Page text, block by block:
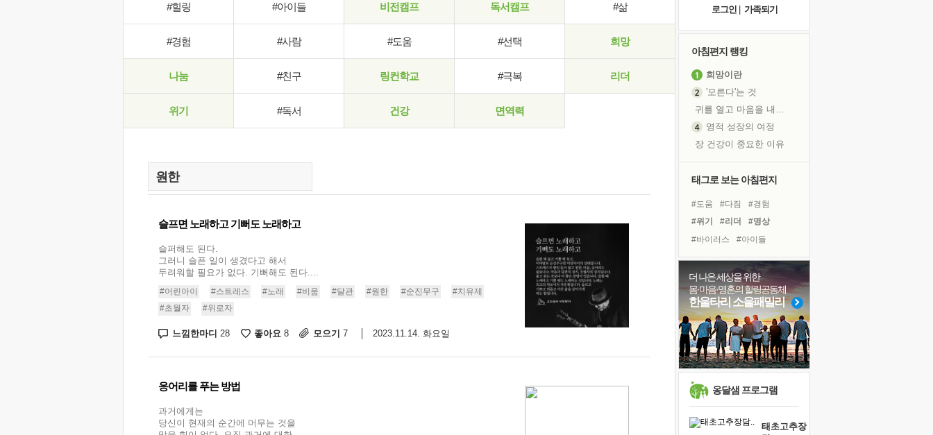
#힐링 #아이들 비전캠프 독서캠프 #삶
#경험 #사람 #도움 #선택 희망
나눔 #친구 링컨학교 #극복 리더
위기 #독서 건강 면역력
슬프면 노래하고 기뻐도 노래하고
슬퍼해도 된다.
그러니 슬픈 일이 생겼다고 해서
두려워할 필요가 없다. 기뻐해도 된다....
#어린아이 #스트레스 #노래 #비움 #달관 #원한 #순진무구
#치유제
#초월자
#위로자
느낌한마디 28 좋아요 8 모으기 7 2023.11.14. 화요일
응어리를 푸는 방법
과거에게는
당신이 현재의 순간에 머무는 것을
로그인
가족되기
아침편지 랭킹
희망이란
'모른다'는 것
귀를 열고 마음을 내어주고
영적 성장의 여정
장 건강이 중요한 이유
흙이 된 몸으로 출근하는 여자
꿈이 실제가 되는 것
'말 타는 법'을 먼저
졸업식 사진을 보며
아픈 아버지를 위한 공간 설계
극심한 변비, 어깨결림, 수면 장애
보고 싶은 어머니
유년 시절의 부산 영도 바다
못된 꼰대들
거울 속의 나
태그로 보는 아침편지
#도움 #다짐
#경험
#위기
#리더
#명상
#바이러스
#아이들
#비전캠프
#힐링
#선택
#유튜브
#희망
#링컨학교
#면역력
#건강
#계획
#극복
#나눔
#사람 #독서
더 나은 세상을 위한
몸·마음·영혼의 힐링공동체
한울타리 소울패밀리
옹달샘 프로그램
태초고추장